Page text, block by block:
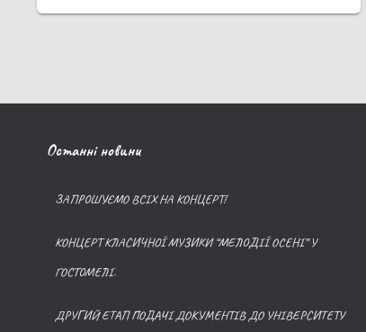
Останні новини
ЗАПРОШУЄМО ВСІХ НА КОНЦЕРТ!
КОНЦЕРТ КЛАСИЧНОЇ МУЗИКИ “МЕЛОДІЇ ОСЕНІ” У
ГОСТОМЕЛІ.
ДРУГИЙ ЕТАП ПОДАЧІ ДОКУМЕНТІВ ДО УНІВЕРСИТЕТУ